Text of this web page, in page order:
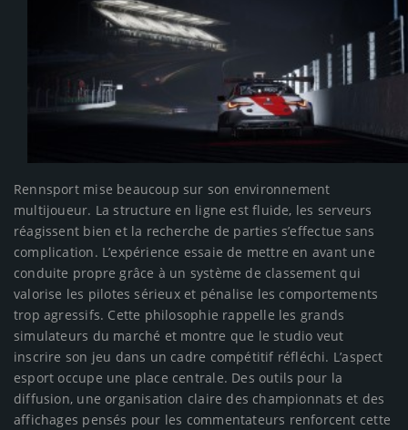
Rennsport mise beaucoup sur son environnement
multijoueur. La structure en ligne est fluide, les serveurs
réagissent bien et la recherche de parties s’effectue sans
complication. L’expérience essaie de mettre en avant une
conduite propre grâce à un système de classement qui
valorise les pilotes sérieux et pénalise les comportements
trop agressifs. Cette philosophie rappelle les grands
simulateurs du marché et montre que le studio veut
inscrire son jeu dans un cadre compétitif réfléchi. L’aspect
esport occupe une place centrale. Des outils pour la
diffusion, une organisation claire des championnats et des
affichages pensés pour les commentateurs renforcent cette